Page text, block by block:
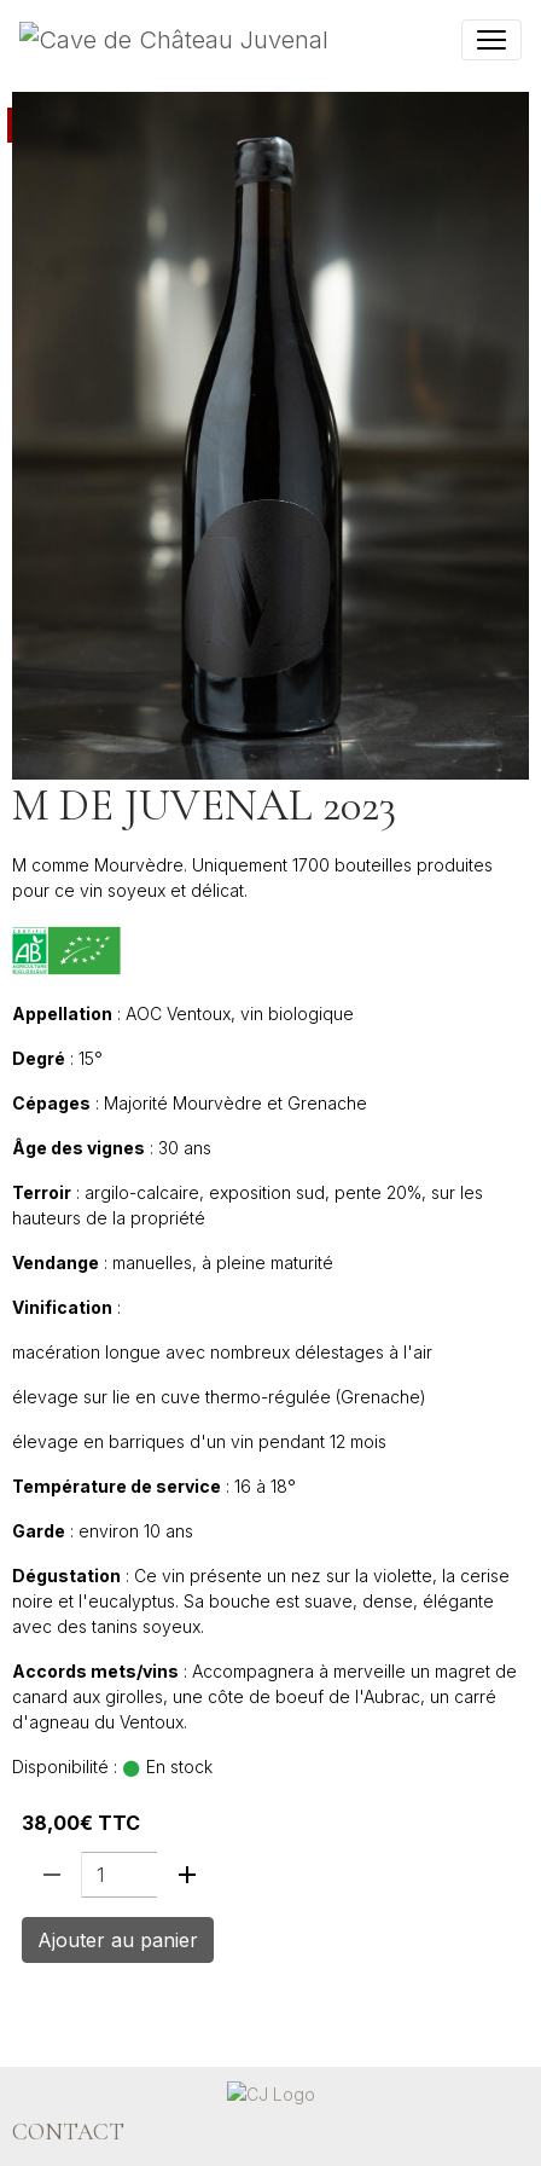
M DE JUVENAL 2023
M comme Mourvèdre. Uniquement 1700 bouteilles produites
pour ce vin soyeux et délicat.
Appellation : AOC Ventoux, vin biologique
Degré : 15°
Cépages : Majorité Mourvèdre et Grenache
Âge des vignes : 30 ans
Terroir : argilo-calcaire, exposition sud, pente 20%, sur les
hauteurs de la propriété
Vendange : manuelles, à pleine maturité
Vinification :
macération longue avec nombreux délestages à l'air
élevage sur lie en cuve thermo-régulée (Grenache)
élevage en barriques d'un vin pendant 12 mois
Température de service : 16 à 18°
Garde : environ 10 ans
Dégustation : Ce vin présente un nez sur la violette, la cerise
noire et l'eucalyptus. Sa bouche est suave, dense, élégante
avec des tanins soyeux.
Accords mets/vins : Accompagnera à merveille un magret de
canard aux girolles, une côte de boeuf de l'Aubrac, un carré
d'agneau du Ventoux.
Disponibilité : En stock
38,00€ TTC
Ajouter au panier
CONTACT